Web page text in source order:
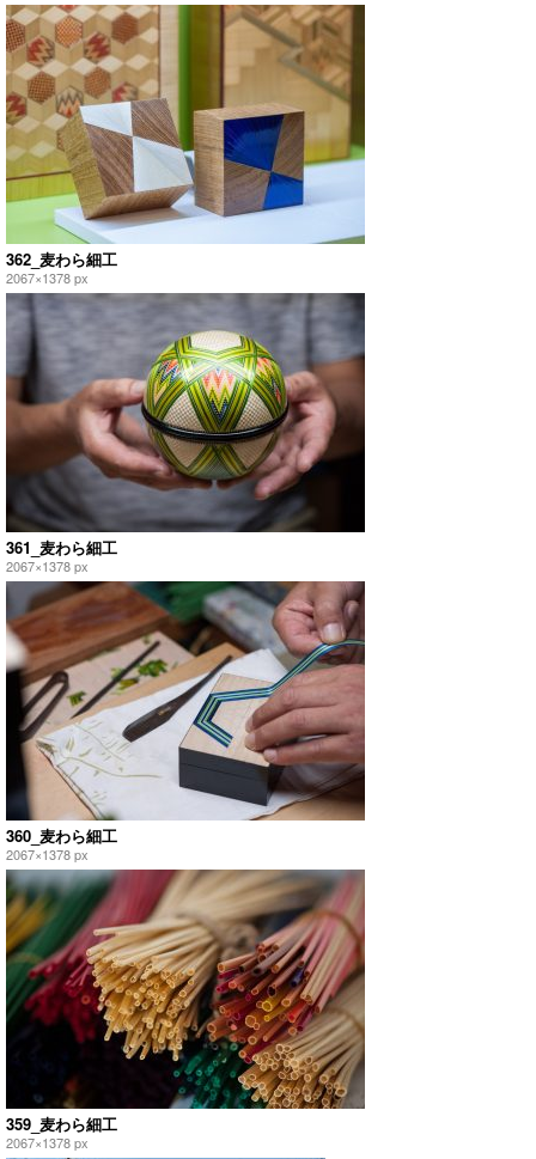
362_麦わら細工
2067×1378 px
361_麦わら細工
2067×1378 px
360_麦わら細工
2067×1378 px
359_麦わら細工
2067×1378 px